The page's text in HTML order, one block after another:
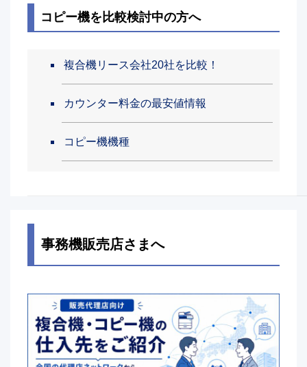
コピー機を比較検討中の方へ
複合機リース会社20社を比較！
カウンター料金の最安値情報
コピー機機種
事務機販売店さまへ